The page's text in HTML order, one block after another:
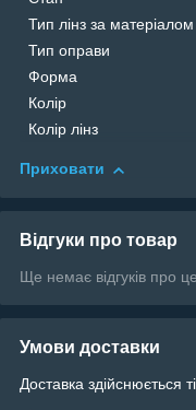
Тип лінз за матеріалом
Тип оправи
Форма
Колір
Колір лінз
Приховати
Відгуки про товар
Ще немає відгуків про
Умови доставки
Доставка здійснюється